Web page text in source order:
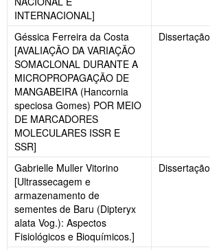
INTERNACIONAL]
Géssica Ferreira da Costa
[AVALIAÇÃO DA VARIAÇÃO
SOMACLONAL DURANTE A
MICROPROPAGAÇÃO DE
MANGABEIRA (Hancornia
speciosa Gomes) POR MEIO
DE MARCADORES
MOLECULARES ISSR E
SSR]
Dissertação
Gabrielle Muller Vitorino
[Ultrassecagem e
armazenamento de
sementes de Baru (Dipteryx
alata Vog.): Aspectos
Fisiológicos e Bioquímicos.]
Dissertação